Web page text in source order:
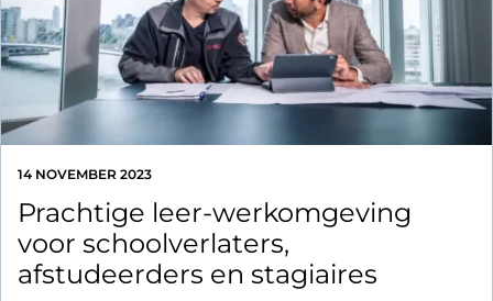
14 NOVEMBER 2023
Prachtige leer-werkomgeving
voor schoolverlaters,
afstudeerders en stagiaires